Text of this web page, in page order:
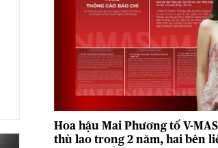
Hoa hậu Mai Phương tố V-
thù lao trong 2 năm, hai bên